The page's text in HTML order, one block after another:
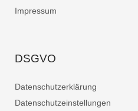
Impressum
DSGVO
Datenschutzerklärung
Datenschutzeinstellungen